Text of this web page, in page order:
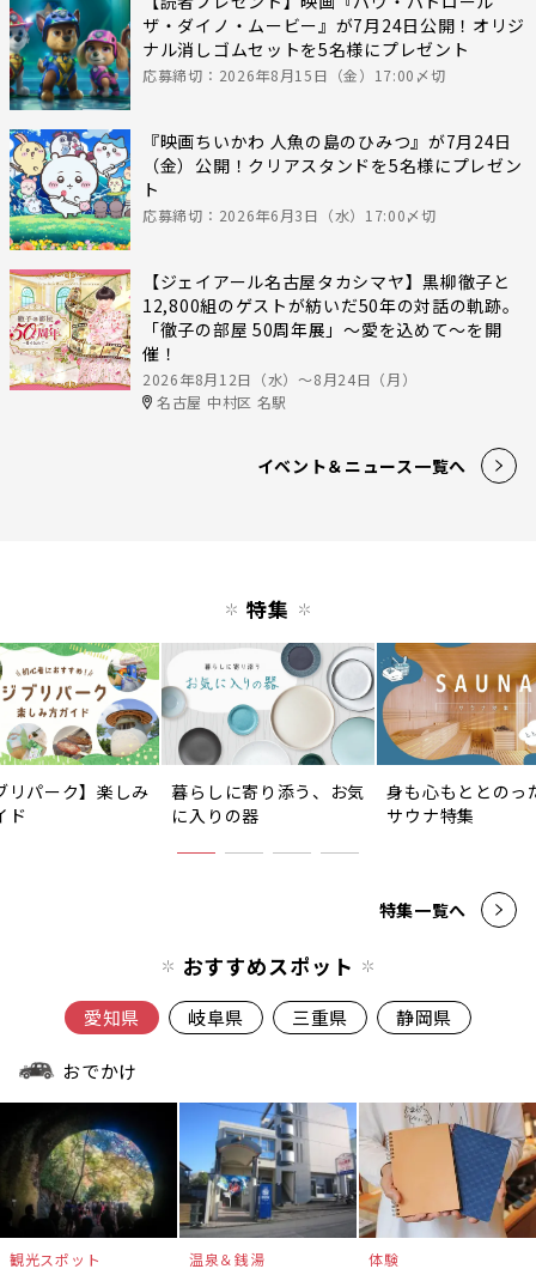
ザ・ダイノ・ムービー』が7月24日公開！オリジ
ナル消しゴムセットを5名様にプレゼント
応募締切：2026年8月15日（金）17:00〆切
『映画ちいかわ 人魚の島のひみつ』が7月24日
（金）公開！クリアスタンドを5名様にプレゼン
ト
応募締切：2026年6月3日（水）17:00〆切
【ジェイアール名古屋タカシマヤ】黒柳徹子と
12,800組のゲストが紡いだ50年の対話の軌跡。
「徹子の部屋 50周年展」～愛を込めて～を開
催！
2026年8月12日（水）〜8月24日（月）
名古屋 中村区 名駅
イベント＆ニュース一覧へ
特集
リパーク】楽しみ
ド
暮らしに寄り添う、お気
に入りの器
身も心もととのっ
サウナ特集
特集一覧へ
おすすめスポット
愛知県 岐阜県 三重県 静岡県
おでかけ
観光スポット 温泉＆銭湯 体験